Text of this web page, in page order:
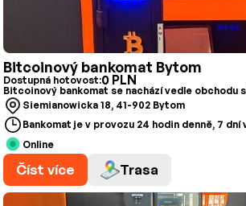
Bitcoinový bankomat Bytom
Dostupná hotovost:0 PLN
Bitcoinový bankomat se nachází vedle obchodu
Siemianowicka 18, 41-902 Bytom
Bankomat je v provozu 24 hodin denně, 7 dní
Online
Číst více Trasa